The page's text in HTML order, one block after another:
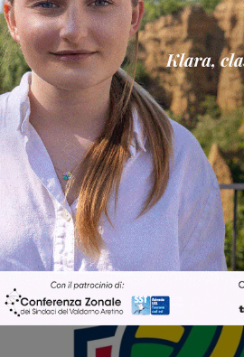
Articolo precedente
Banda larga, entro dicembre connesso
gran parte del Valdarno. Intanto la
Regione pensa alla banda ultralarga
Ultime Notizie